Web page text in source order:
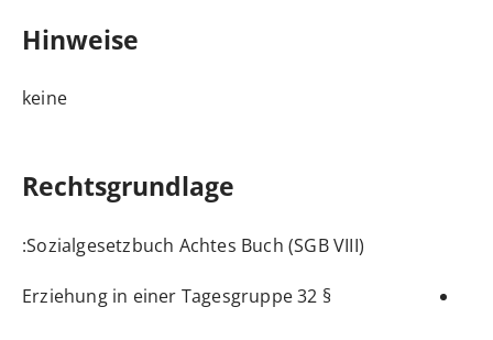
Hinweise
keine
Rechtsgrundlage
Sozialgesetzbuch Achtes Buch (SGB VIII)
:
§ 32 Erziehung in einer Tagesgruppe